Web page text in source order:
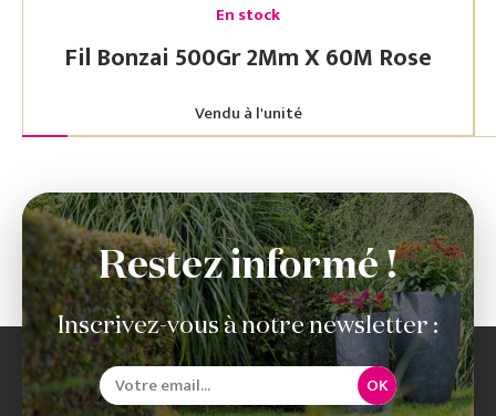
En stock
Fil Bonzai 500Gr 2Mm X 60M Rose
Vendu à l'unité
Restez informé !
Inscrivez-vous à notre newsletter :
OK